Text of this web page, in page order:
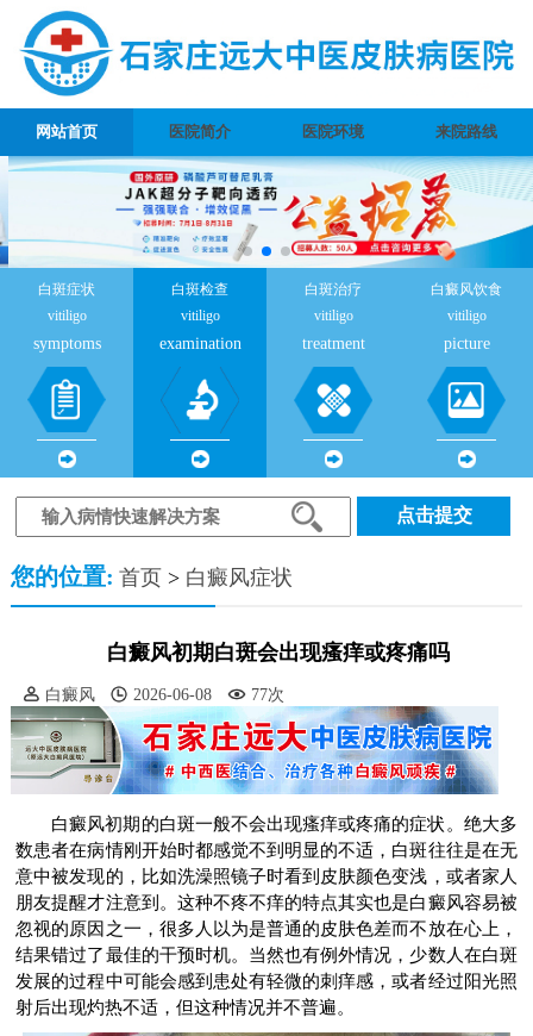
网站首页 医院简介 医院环境 来院路线
白斑症状
vitiligo
symptoms
白斑检查
vitiligo
examination
白斑治疗
vitiligo
treatment
白癜风饮食
vitiligo
picture
点击提交
您的位置: 首页> 白癜风症状
白癜风初期白斑会出现瘙痒或疼痛吗
白癜风 2026-06-08 77次
白癜风初期的白斑一般不会出现瘙痒或疼痛的症状。绝大多
数患者在病情刚开始时都感觉不到明显的不适，白斑往往是在无
意中被发现的，比如洗澡照镜子时看到皮肤颜色变浅，或者家人
朋友提醒才注意到。这种不疼不痒的特点其实也是白癜风容易被
忽视的原因之一，很多人以为是普通的皮肤色差而不放在心上，
结果错过了最佳的干预时机。当然也有例外情况，少数人在白斑
发展的过程中可能会感到患处有轻微的刺痒感，或者经过阳光照
射后出现灼热不适，但这种情况并不普遍。